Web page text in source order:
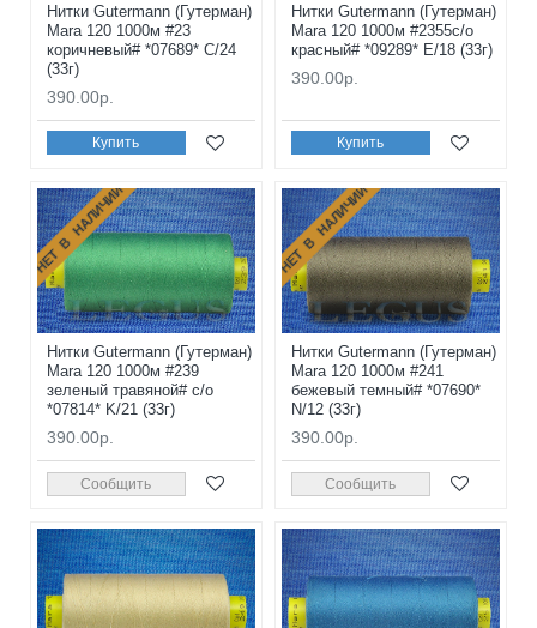
Нитки Gutermann (Гутерман)
Mara 120 1000м #23
коричневый# *07689* C/24
(33г)
390.00р.
Купить
Нитки Gutermann (Гутерман)
Mara 120 1000м #2355с/о
красный# *09289* E/18 (33г)
390.00р.
Купить
НЕТ В НАЛИЧИИ
Нитки Gutermann (Гутерман)
Mara 120 1000м #239
зеленый травяной# с/о
*07814* K/21 (33г)
390.00р.
Сообщить
НЕТ В НАЛИЧИИ
Нитки Gutermann (Гутерман)
Mara 120 1000м #241
бежевый темный# *07690*
N/12 (33г)
390.00р.
Сообщить